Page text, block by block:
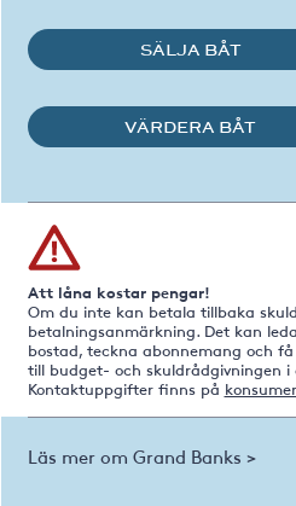
SÄLJA BÅT
VÄRDERA BÅT
Att låna kostar pengar!
Om du inte kan betala tillbaka
betalningsanmärkning. Det kan
bostad, teckna abonnemang och
till budget- och skuldrådgivningen i
Kontaktuppgifter finns på
Läs mer om Grand Banks >